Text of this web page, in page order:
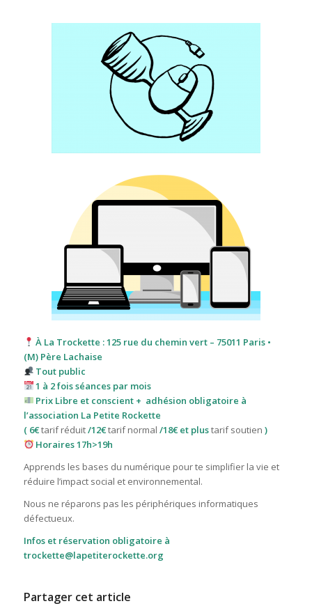
À La Trockette : 125 rue du chemin vert – 75011 Paris •
(M) Père Lachaise
Tout public
1 à 2 fois séances par mois
Prix Libre et conscient + adhésion obligatoire à
l’association La Petite Rockette
( 6€tarif réduit/12€tarif normal /18€ et plustarif soutien )
Horaires 17h>19h
Apprends les bases du numérique pour te simplifier la vie et
réduire l’impact social et environnemental.
Nous ne réparons pas les périphériques informatiques
défectueux.
Infos et réservation obligatoire à
trockette@lapetiterockette.org
Partager cet article